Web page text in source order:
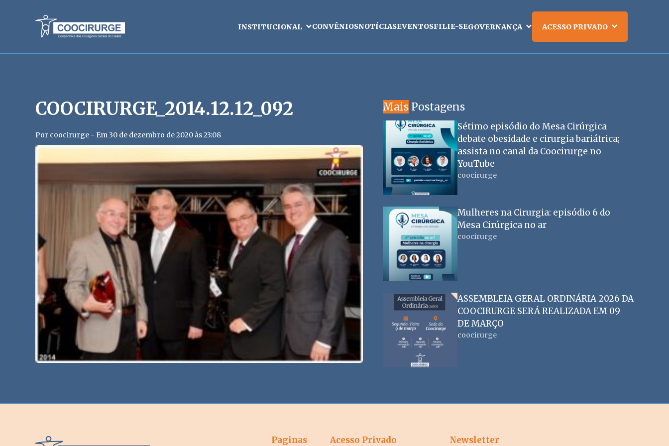
INSTITUCIONAL CONVÊNIOSNOTÍCIASEVENTOSFILIE-SEGOVERNANÇA ACESSO PRIVADO
COOCIRURGE_2014.12.12_092
Por coocirurge - Em 30 de dezembro de 2020 às 23:08
Mais Postagens
Sétimo episódio do Mesa Cirúrgica
debate obesidade e cirurgia bariátrica;
assista no canal da Coocirurge no
YouTube
coocirurge
Mulheres na Cirurgia: episódio 6 do
Mesa Cirúrgica no ar
coocirurge
ASSEMBLEIA GERAL ORDINÁRIA 2026 DA
COOCIRURGE SERÁ REALIZADA EM 09
DE MARÇO
coocirurge
Paginas Acesso Privado Newsletter